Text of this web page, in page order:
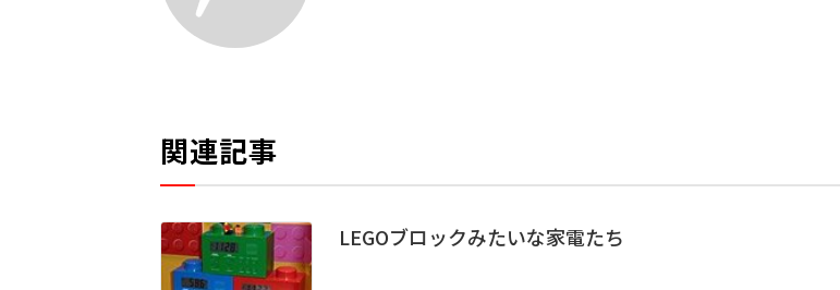
関連記事
LEGOブロックみたいな家電たち